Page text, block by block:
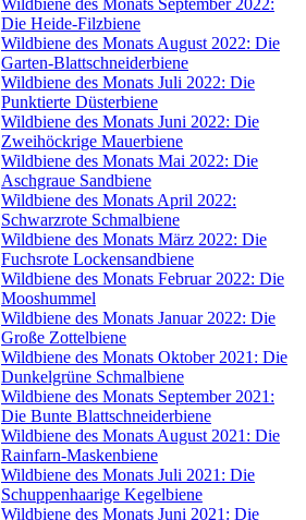
Wildbiene des Monats September 2022:
Die Heide-Filzbiene
Wildbiene des Monats August 2022: Die
Garten-Blattschneiderbiene
Wildbiene des Monats Juli 2022: Die
Punktierte Düsterbiene
Wildbiene des Monats Juni 2022: Die
Zweihöckrige Mauerbiene
Wildbiene des Monats Mai 2022: Die
Aschgraue Sandbiene
Wildbiene des Monats April 2022:
Schwarzrote Schmalbiene
Wildbiene des Monats März 2022: Die
Fuchsrote Lockensandbiene
Wildbiene des Monats Februar 2022: Die
Mooshummel
Wildbiene des Monats Januar 2022: Die
Große Zottelbiene
Wildbiene des Monats Oktober 2021: Die
Dunkelgrüne Schmalbiene
Wildbiene des Monats September 2021:
Die Bunte Blattschneiderbiene
Wildbiene des Monats August 2021: Die
Rainfarn-Maskenbiene
Wildbiene des Monats Juli 2021: Die
Schuppenhaarige Kegelbiene
Wildbiene des Monats Juni 2021: Die